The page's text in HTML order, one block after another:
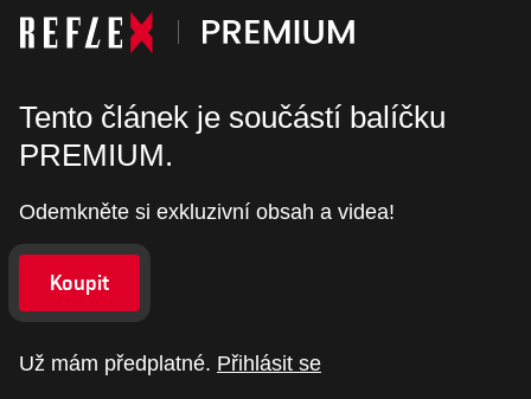
Tento článek je součástí balíčku
PREMIUM.
Odemkněte si exkluzivní obsah a videa!
Koupit
Už mám předplatné. Přihlásit se